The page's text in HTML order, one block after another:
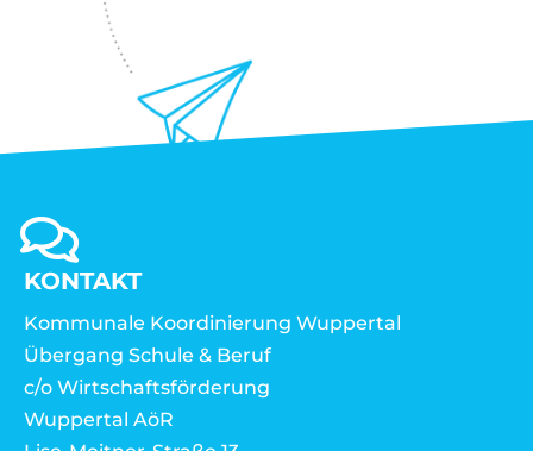
KONTAKT
Kommunale Koordinierung Wuppertal
Übergang Schule & Beruf
c/o Wirtschaftsförderung
Wuppertal AöR